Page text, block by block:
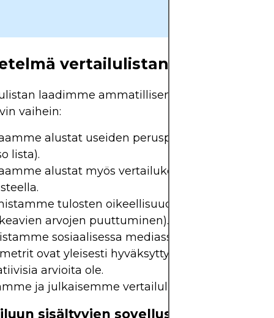
vertailulistan
laadimme ammatillisen menettelyn
vaihein:
alustat useiden perusparametrien
lista).
alustat myös vertailukohtaisten
tulosten oikeellisuuden
arvojen puuttuminen).
sosiaalisessa mediassa ja foorumeilla,
ovat yleisesti hyväksyttyjä eikä merkittäviä
arvioita ole.
ja julkaisemme vertailulistan.
sisältyvien sovellusten perus